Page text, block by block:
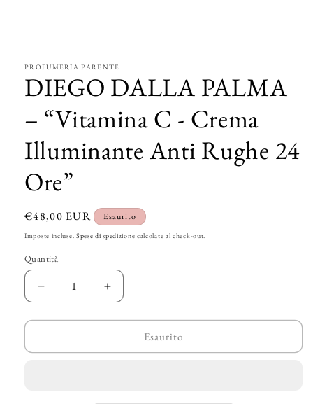
finestra
modale
PROFUMERIA PARENTE
DIEGO DALLA PALMA
– “Vitamina C - Crema
Illuminante Anti Rughe 24
Ore”
Prezzo
di
€48,00 EUR Esaurito
Imposte incluse. Spese di spedizione calcolate al check-out.
Quantità
Diminuisci
quantità
per
DALLA
Aumenta
quantità
per
DIEGO
DALLA
Esaurito